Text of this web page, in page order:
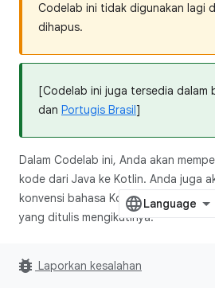
Codelab ini tidak digunakan lagi
dihapus.
[Codelab ini juga tersedia dalam
dan Portugis Brasil]
Dalam Codelab ini, Anda akan
kode dari Java ke Kotlin. Anda juga
konvensi bahasa Kotlin dan cara
yang ditulis mengikutinya.
menggunakan Java dan
bug_report Laporkan kesalahan